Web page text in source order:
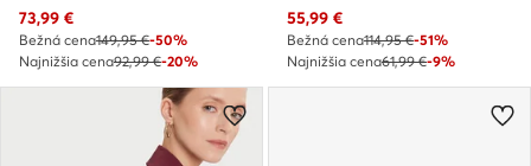
Aktuálna cena
73,99 €
Bežná cena149,95 €-50%
Najnižšia cena92,99 €-20%
Aktuálna cena
55,99 €
Bežná cena114,95 €-51%
Najnižšia cena61,99 €-9%